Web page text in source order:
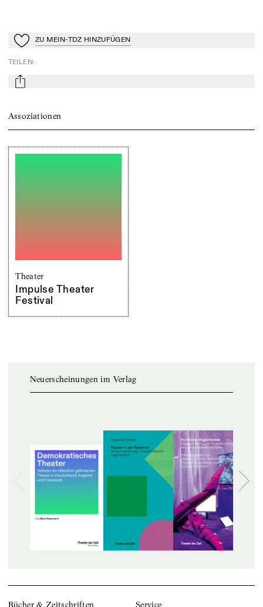
Zu Mein-TdZ hinzufügen
ZU MEIN-TDZ HINZUFÜGEN
TEILEN:
mail
Assoziationen
Theater
Impulse Theater
Festival
Neuerscheinungen im Verlag
Bücher & Zeitschriften Service